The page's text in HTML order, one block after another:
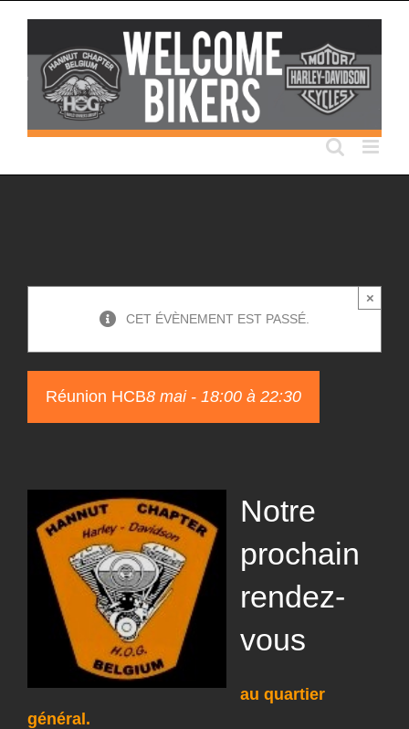
CET ÉVÈNEMENT EST PASSÉ.
×
Réunion HCB8 mai - 18:00 à 22:30
Notre
prochain
rendez-
vous
au quartier
général.